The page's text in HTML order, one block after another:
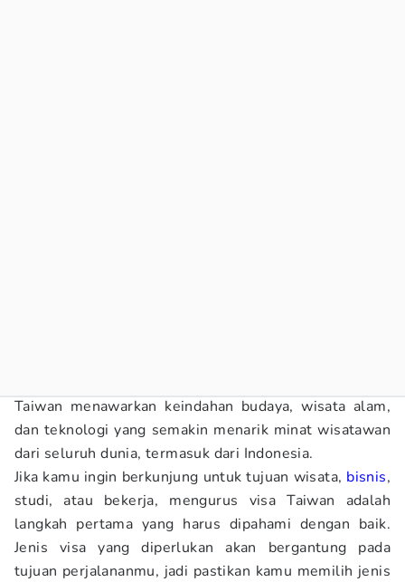
Taiwan menawarkan keindahan budaya, wisata alam,
dan teknologi yang semakin menarik minat wisatawan
dari seluruh dunia, termasuk dari Indonesia.
Jika kamu ingin berkunjung untuk tujuan wisata, bisnis,
studi, atau bekerja, mengurus visa Taiwan adalah
langkah pertama yang harus dipahami dengan baik.
Jenis visa yang diperlukan akan bergantung pada
tujuan perjalananmu, jadi pastikan kamu memilih jenis